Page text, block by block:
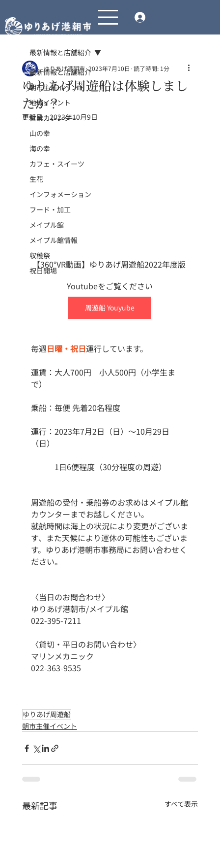
最新情報と店舗紹介
朝市主催イベント
地域イベント
営業カレンダー
山の幸
海の幸
カフェ・スイーツ
生花
インフォメーション
フード・加工
メイプル館
メイプル館情報
収穫祭
祝日開場
最新情報と店舗紹介
ゆりあげ周遊船は体験しまし
たか？
ゆりあげ港朝市 2023年7月10日 読了時間: 1分
更新日：2023年10月9日
【360°VR動画】ゆりあげ周遊船2022年度版
Youtubeをご覧ください
周遊船 Youyube
毎週日曜・祝日運行しています。
運賃：大人700円　小人500円（小学生ま
で）
乗船：毎便 先着20名程度
運行：2023年7月2日（日）〜10月29日
（日）
1日6便程度（30分程度の周遊）
周遊船の受付・乗船券のお求めはメイプル館
カウンターまでお越しください。
就航時間は海上の状況により変更がございま
す、また天候により運休の可能性もございま
す。ゆりあげ港朝市事務局にお問い合わせく
ださい。
〈当日のお問合わせ〉
ゆりあげ港朝市/メイプル館
022-395-7211
〈貸切・平日のお問い合わせ〉
マリンメカニック
022-363-9535
ゆりあげ周遊船
朝市主催イベント
最新記事 すべて表示